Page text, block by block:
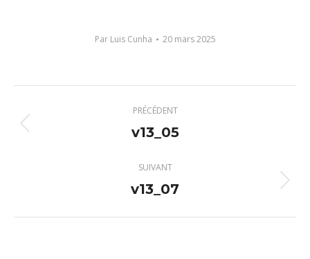
Par Luis Cunha 20 mars 2025
album
PRÉCÉDENT
Album
:
v13_05
SUIVANT
Album
v13_07